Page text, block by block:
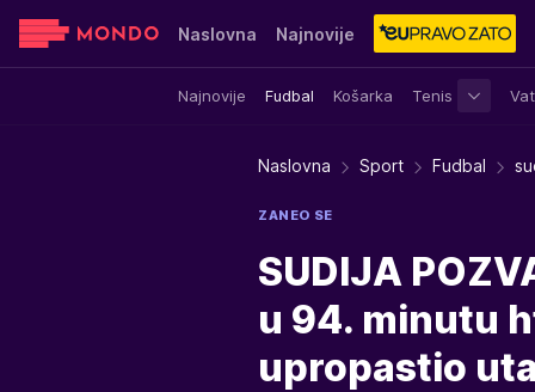
Naslovna Najnovije
Najnovije Fudbal Košarka Tenis
Sensa Stvar ukusa Yumama
Naslovna Sport Fudbal
ZANEO SE
SUDIJA
u 94. minutu
upropastio